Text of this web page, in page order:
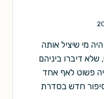
מי שיציל אותה
שלא דיברו ביניהם
פשוט לאף אחד
חדש בסדרת